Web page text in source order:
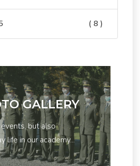
( 8 )
GALLERY
but also
life in our academy...